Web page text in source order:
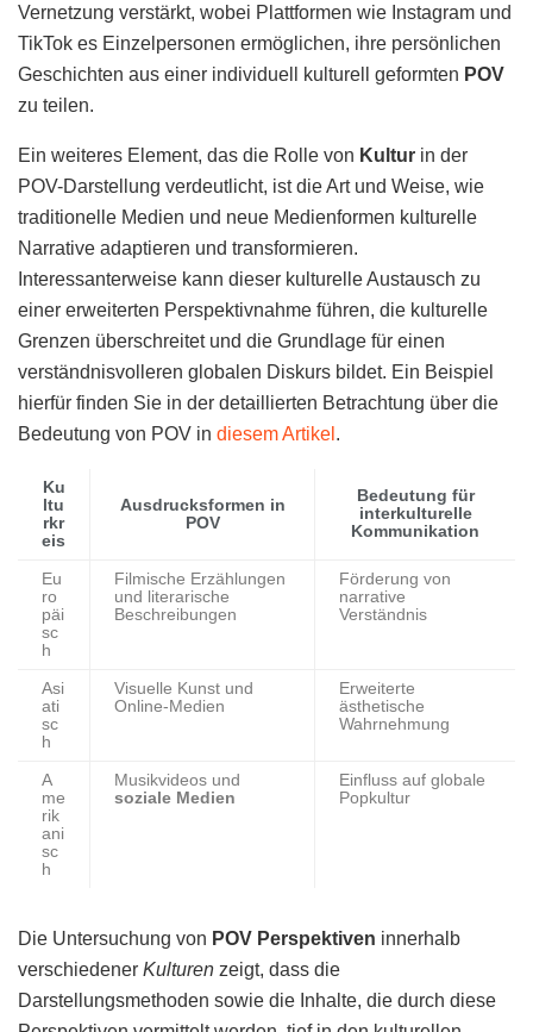
Vernetzung verstärkt, wobei Plattformen wie Instagram und
TikTok es Einzelpersonen ermöglichen, ihre persönlichen
Geschichten aus einer individuell kulturell geformten POV
zu teilen.
Ein weiteres Element, das die Rolle von Kultur in der
POV-Darstellung verdeutlicht, ist die Art und Weise, wie
traditionelle Medien und neue Medienformen kulturelle
Narrative adaptieren und transformieren.
Interessanterweise kann dieser kulturelle Austausch zu
einer erweiterten Perspektivnahme führen, die kulturelle
Grenzen überschreitet und die Grundlage für einen
verständnisvolleren globalen Diskurs bildet. Ein Beispiel
hierfür finden Sie in der detaillierten Betrachtung über die
Bedeutung von POV in diesem Artikel .
Ku
ltu
rkr
eis
Ausdrucksformen in
POV
Bedeutung für
interkulturelle
Kommunikation
Eu
ro
päi
sc
h
Filmische Erzählungen
und literarische
Beschreibungen
Förderung von
narrative
Verständnis
Asi
ati
sc
h
Visuelle Kunst und
Online-Medien
Erweiterte
ästhetische
Wahrnehmung
A
me
rik
ani
sc
h
Musikvideos und
soziale Medien
Einfluss auf globale
Popkultur
Die Untersuchung von POV Perspektiven innerhalb
verschiedener Kulturen zeigt, dass die
Darstellungsmethoden sowie die Inhalte, die durch diese